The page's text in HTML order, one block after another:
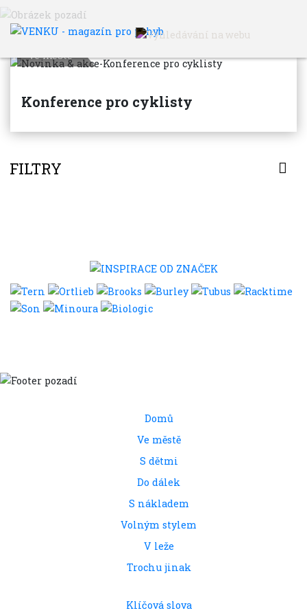
VENKU Archiv článků
FILTRY
Ve městě
Konference pro cyklisty
Domů
Ve městě
S dětmi
Do dálek
S nákladem
Volným stylem
V leže
Trochu jinak
Klíčová slova